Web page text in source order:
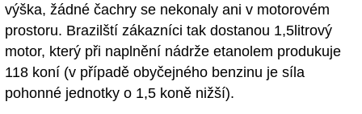
výška, žádné čachry se nekonaly ani v motorovém
prostoru. Brazilští zákazníci tak dostanou 1,5litrový
motor, který při naplnění nádrže etanolem produkuje
118 koní (v případě obyčejného benzinu je síla
pohonné jednotky o 1,5 koně nižší).